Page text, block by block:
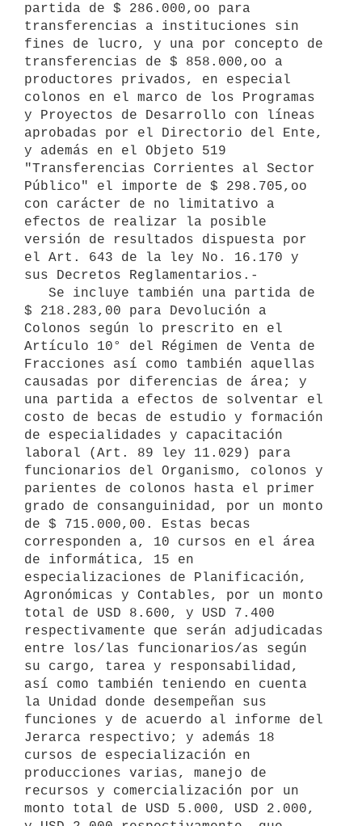
partida de $ 286.000,oo para
transferencias a instituciones sin
fines de lucro, y una por concepto de
transferencias de $ 858.000,oo a
productores privados, en especial
colonos en el marco de los Programas
y Proyectos de Desarrollo con líneas
aprobadas por el Directorio del Ente,
y además en el Objeto 519
"Transferencias Corrientes al Sector
Público" el importe de $ 298.705,oo
con carácter de no limitativo a
efectos de realizar la posible
versión de resultados dispuesta por
el Art. 643 de la ley No. 16.170 y
sus Decretos Reglamentarios.-
$ 218.283,00 para Devolución a
Colonos según lo prescrito en el
Artículo 10° del Régimen de Venta de
Fracciones así como también aquellas
causadas por diferencias de área; y
una partida a efectos de solventar el
costo de becas de estudio y formación
de especialidades y capacitación
laboral (Art. 89 ley 11.029) para
funcionarios del Organismo, colonos y
parientes de colonos hasta el primer
grado de consanguinidad, por un monto
de $ 715.000,00. Estas becas
corresponden a, 10 cursos en el área
de informática, 15 en
especializaciones de Planificación,
Agronómicas y Contables, por un monto
total de USD 8.600, y USD 7.400
respectivamente que serán adjudicadas
entre los/las funcionarios/as según
su cargo, tarea y responsabilidad,
así como también teniendo en cuenta
la Unidad donde desempeñan sus
funciones y de acuerdo al informe del
Jerarca respectivo; y además 18
cursos de especialización en
producciones varias, manejo de
recursos y comercialización por un
monto total de USD 5.000, USD 2.000,